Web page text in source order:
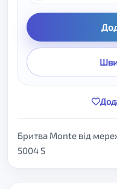
Бритва Monte від
5004 S